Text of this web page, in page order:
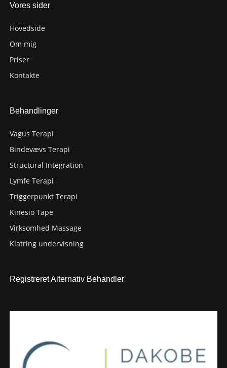
Vores sider
Hovedside
Om mig
Priser
Kontakte
Behandlinger
Vagus Terapi
Bindevævs Terapi
Structural Integration
Lymfe Terapi
Triggerpunkt Terapi
Kinesio Tape
Virksomhed Massage
Klatring undervisning
Registreret Alternativ Behandler